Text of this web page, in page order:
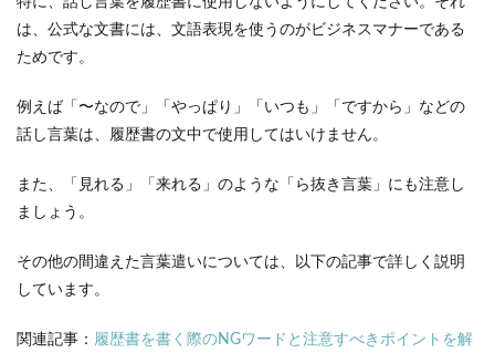
は、公式な文書には、文語表現を使うのがビジネスマナーである
ためです。
例えば「〜なので」「やっぱり」「いつも」「ですから」などの
話し言葉は、履歴書の文中で使用してはいけません。
また、「見れる」「来れる」のような「ら抜き言葉」にも注意し
ましょう。
その他の間違えた言葉遣いについては、以下の記事で詳しく説明
しています。
関連記事： 履歴書を書く際のNGワードと注意すべきポイントを解